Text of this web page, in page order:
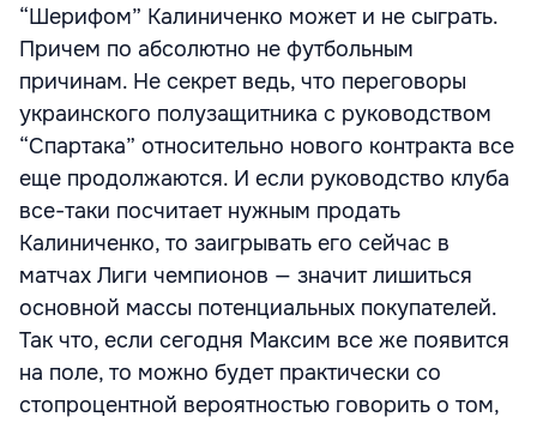
“Шерифом” Калиниченко может и не сыграть.
Причем по абсолютно не футбольным
причинам. Не секрет ведь, что переговоры
украинского полузащитника с руководством
“Спартака” относительно нового контракта все
еще продолжаются. И если руководство клуба
все-таки посчитает нужным продать
Калиниченко, то заигрывать его сейчас в
матчах Лиги чемпионов — значит лишиться
основной массы потенциальных покупателей.
Так что, если сегодня Максим все же появится
на поле, то можно будет практически со
стопроцентной вероятностью говорить о том,